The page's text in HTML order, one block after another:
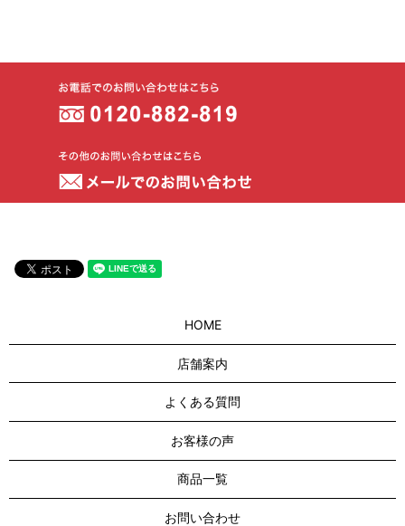
HOME
店舗案内
よくある質問
お客様の声
商品一覧
お問い合わせ